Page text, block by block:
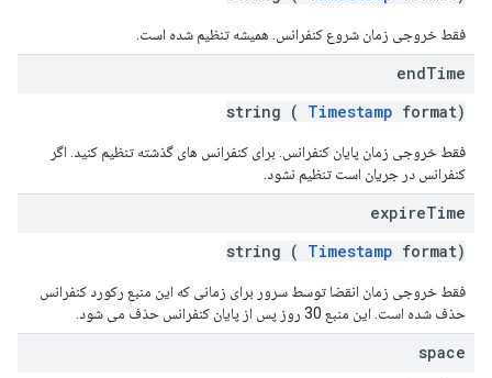
فقط خروجی زمان شروع کنفرانس. همیشه تنظیم شده است.
endTime
string ( Timestamp format)
فقط خروجی زمان پایان کنفرانس. برای کنفرانس های گذشته تنظیم کنید. اگر
کنفرانس در جریان است تنظیم نشود.
expireTime
string ( Timestamp format)
فقط خروجی زمان انقضا توسط سرور برای زمانی که این منبع رکورد کنفرانس
حذف شده است. این منبع 30 روز پس از پایان کنفرانس حذف می شود.
space